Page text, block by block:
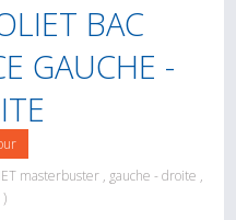
BAC
GAUCHE -
masterbuster , gauche - droite ,